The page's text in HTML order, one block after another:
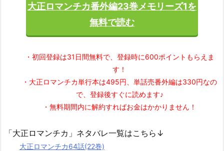
大正ロマンチカ番外編23巻メモリーズ1を
無料で読む
・初回登録は31日間無料で、登録時に600ポイントもらえま
す！
・大正ロマンチカ単行本は495円、単話売番外編は330円なの
で、登録後すぐに読めます♪
・無料期間内に解約すればお金はかかりません！
「大正ロマンチカ」ネタバレ一覧はこちら↓
大正ロマンチカ64話(22巻)